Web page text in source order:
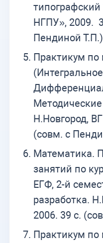
НГПУ», 2009.
Пендиной Т.П.)
Практикум по
Н.Новгород,
(совм. с
Математика.
занятий по
ЕГФ, 2-й
разработка.
2006. 39 с.
Практикум по